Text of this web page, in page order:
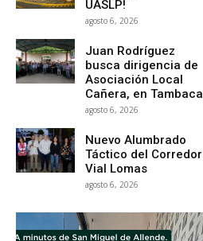
UASLP!
agosto 6, 2026
Juan Rodríguez
busca dirigencia de
Asociación Local
Cañera, en Tambaca
agosto 6, 2026
Nuevo Alumbrado
Táctico del Corredor
Vial Lomas
agosto 6, 2026